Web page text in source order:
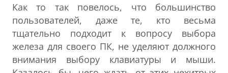
Как то так повелось, что большинство
пользователей, даже те, кто весьма
тщательно подходит к вопросу выбора
железа для своего ПК, не уделяют должного
внимания выбору клавиатуры и мыши.